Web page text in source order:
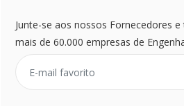
Junte-se aos nossos Fornecedores
mais de 60.000 empresas de